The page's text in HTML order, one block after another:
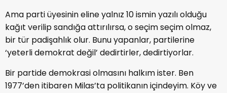
Ama parti üyesinin eline yalnız 10 ismin yazılı olduğu
kağıt verilip sandığa attırılırsa, o seçim seçim olmaz,
bir tür padişahlık olur. Bunu yapanlar, partilerine
‘yeterli demokrat değil’ dedirtirler, dedirtiyorlar.
Bir partide demokrasi olmasını halkım ister. Ben
1977’den itibaren Milas’ta politikanın içindeyim. Köy ve